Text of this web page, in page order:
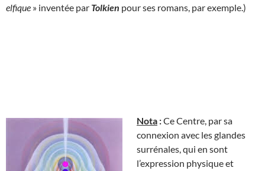
elfique » inventée par Tolkien pour ses romans, par exemple.)
Nota :Ce Centre, par sa
connexion avec les glandes
surrénales, qui en sont
l’expression physique et